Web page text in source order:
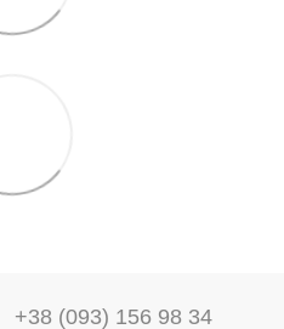
+38 (093) 156 98 34